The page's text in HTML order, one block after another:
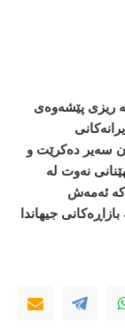
ریزی پێشەوەی
سەیر دەکرێت و
نەوت لە
کە ئەمەش
جیھاندا